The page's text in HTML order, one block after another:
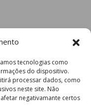
tecnologias como
do dispositivo.
processar dados, como
neste site. Não
negativamante certos